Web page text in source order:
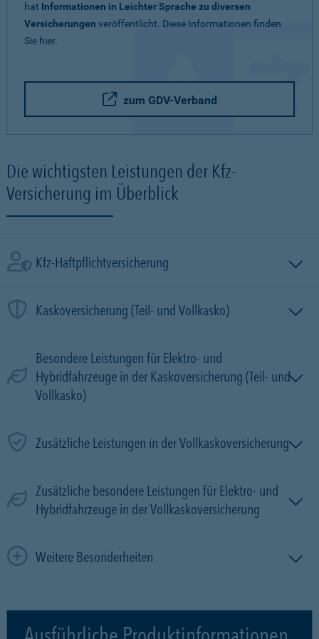
hat Informationen in Leichter Sprache zu diversen
Versicherungen veröffentlicht. Diese Informationen finden
Sie hier.
zum GDV-Verband
Die wichtigsten Leistungen der Kfz-
Versicherung im Überblick
Kfz-Haftpflichtversicherung
Kaskoversicherung (Teil- und Vollkasko)
Besondere Leistungen für Elektro- und
Hybridfahrzeuge in der Kaskoversicherung (Teil- und
Vollkasko)
Zusätzliche Leistungen in der Vollkaskoversicherung
Zusätzliche besondere Leistungen für Elektro- und
Hybridfahrzeuge in der Vollkaskoversicherung
Weitere Besonderheiten